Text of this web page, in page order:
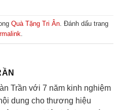
Quà Tặng Tri Ân. Đánh dấu trang
.
Trần với 7 năm kinh nghiệm
dung cho thương hiệu